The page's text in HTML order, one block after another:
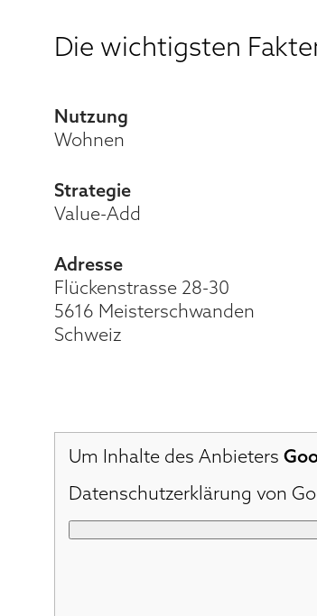
Die wichtigsten
Nutzung
Wohnen
Strategie
Value-Add
Adresse
Flückenstrasse 28-30
5616 Meisterschwanden
Schweiz
Um Inhalte des Anbieters
Datenschutzerklärung von